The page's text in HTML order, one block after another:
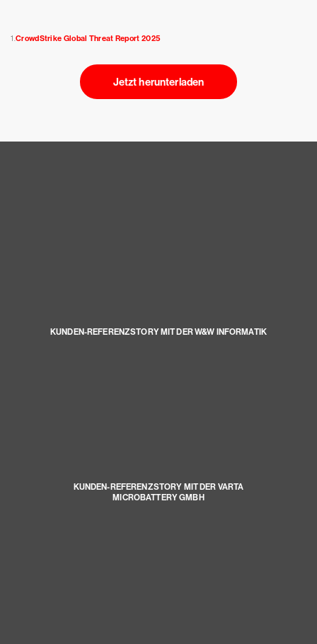
1. CrowdStrike Global Threat Report 2025
Jetzt herunterladen
KUNDEN-REFERENZSTORY MIT DER W&W INFORMATIK
KUNDEN-REFERENZSTORY MIT DER VARTA
MICROBATTERY GMBH